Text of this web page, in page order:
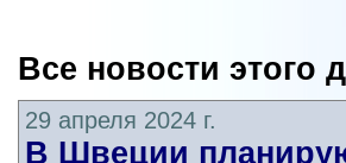
Все новости этого
29 апреля 2024 г.
В Швеции